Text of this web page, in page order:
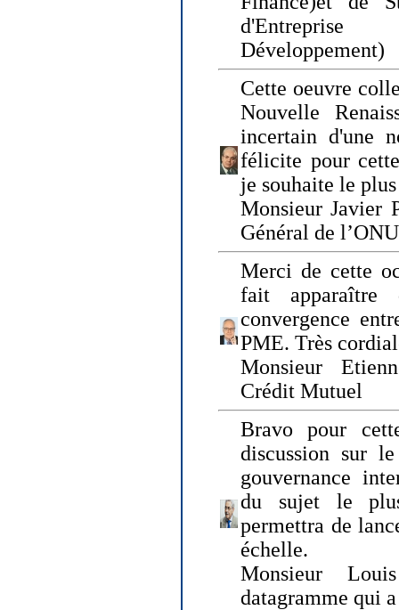
Développement)
Cette oeuvre
Nouvelle
incertain d'une
félicite pour
je souhaite le
Monsieur Javier
Général de
Merci de cette
fait apparaître
convergence
PME. Très
Monsieur
Crédit Mutuel
Bravo pour
discussion sur
gouvernance
du sujet le
permettra de
échelle.
Monsieur
datagramme qui